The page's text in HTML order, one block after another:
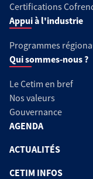
Certifications
Appui à l'industrie
Programmes
Qui sommes-nous ?
Le Cetim en bref
Nos valeurs
Gouvernance
AGENDA
ACTUALITÉS
CETIM INFOS